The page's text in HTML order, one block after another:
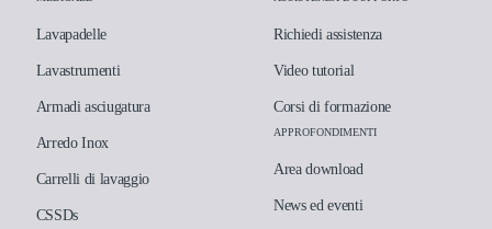
Lavapadelle
Lavastrumenti
Armadi asciugatura
Arredo Inox
Carrelli di lavaggio
CSSDs
Richiedi assistenza
Video tutorial
Corsi di formazione
APPROFONDIMENTI
Area download
News ed eventi